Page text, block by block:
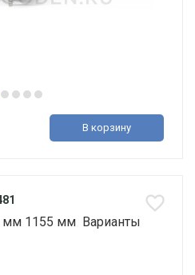
В корзину
мм 1155 мм Варианты